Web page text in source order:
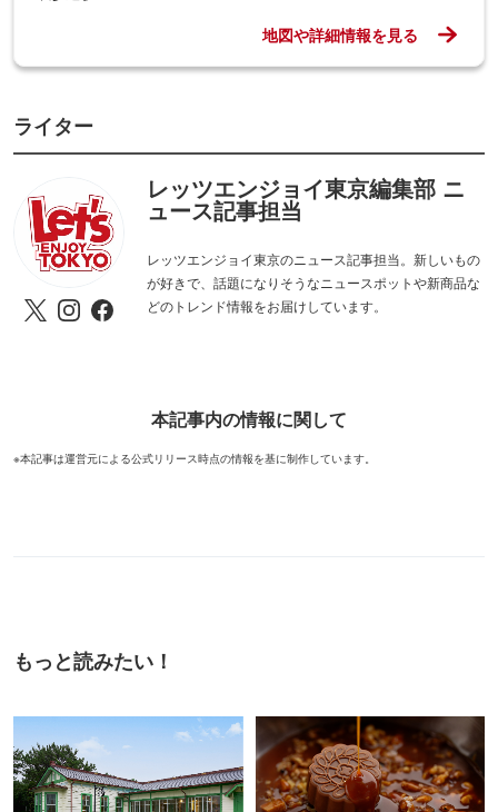
地図や詳細情報を見る
ライター
レッツエンジョイ東京編集部 ニ
ュース記事担当
レッツエンジョイ東京のニュース記事担当。新しいもの
が好きで、話題になりそうなニュースポットや新商品な
どのトレンド情報をお届けしています。
本記事内の情報に関して
※本記事は運営元による公式リリース時点の情報を基に制作しています。
もっと読みたい！